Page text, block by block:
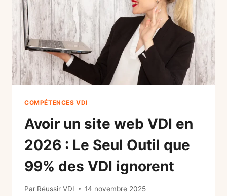
MARRAINE
IGNORE)
COMPÉTENCES VDI
Avoir un site web VDI en
2026 : Le Seul Outil que
99% des VDI ignorent
Par Réussir VDI 14 novembre 2025